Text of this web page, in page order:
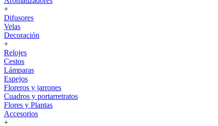
+
Difusores
Velas
Decoración
+
Relojes
Cestos
Lámparas
Espejos
Floreros y jarrones
Cuadros y portarretratos
Flores y Plantas
Accesorios
+